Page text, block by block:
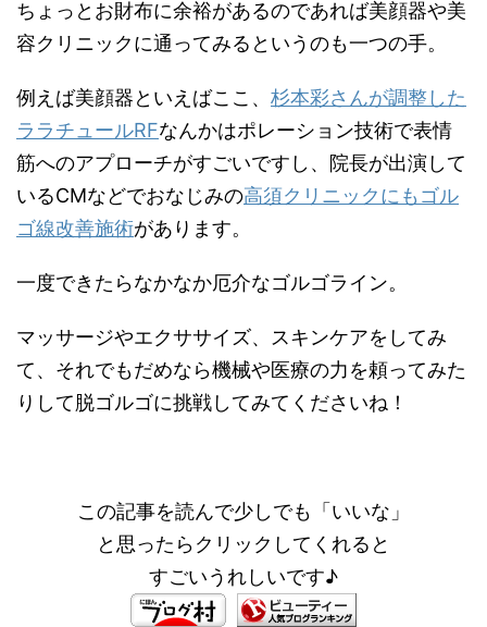
ちょっとお財布に余裕があるのであれば美顔器や美
容クリニックに通ってみるというのも一つの手。
例えば美顔器といえばここ、 杉本彩さんが調整した
ララチュールRFなんかはポレーション技術で表情
筋へのアプローチがすごいですし、院長が出演して
いるCMなどでおなじみの高須クリニックにもゴル
ゴ線改善施術があります。
一度できたらなかなか厄介なゴルゴライン。
マッサージやエクササイズ、スキンケアをしてみ
て、それでもだめなら機械や医療の力を頼ってみた
りして脱ゴルゴに挑戦してみてくださいね！
この記事を読んで少しでも「いいな」
と思ったらクリックしてくれると
すごいうれしいです♪